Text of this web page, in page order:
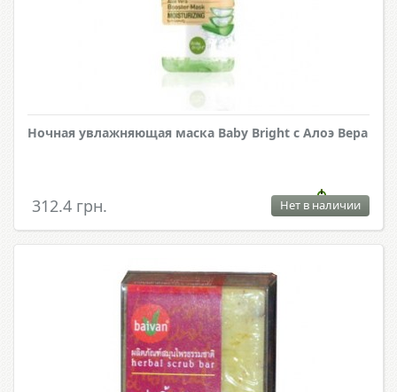
Ночная увлажняющая маска Baby Bright с Алоэ Вера
312.4 грн. Нет в наличии